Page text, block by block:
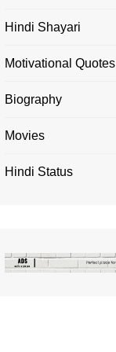
Hindi Shayari
Motivational Quotes
Biography
Movies
Hindi Status